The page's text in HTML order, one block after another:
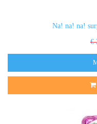
Na! na! na!
€